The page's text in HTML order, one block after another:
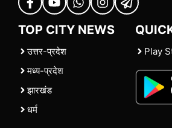
TOP CITY NEWS
उत्तर-प्रदेश
मध्य-प्रदेश
झारखंड
धर्म
Play